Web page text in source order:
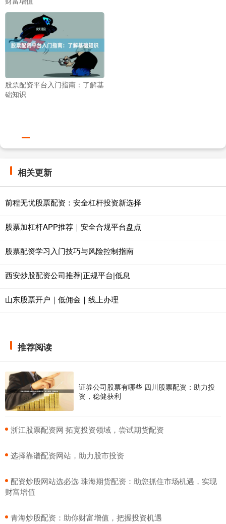
股票配资平台入门指南：了解基
础知识
相关更新
前程无忧股票配资：安全杠杆投资新选择
股票加杠杆APP推荐｜安全合规平台盘点
股票配资学习入门技巧与风险控制指南
西安炒股配资公司推荐|正规平台|低息
山东股票开户｜低佣金｜线上办理
推荐阅读
证券公司股票有哪些 四川股票配资：助力投
资，稳健获利
​浙江股票配资网 拓宽投资领域，尝试期货配资
​选择靠谱配资网站，助力股市投资
​配资炒股网站选必选 珠海期货配资：助您抓住市场机遇，实现
财富增值
​青海炒股配资：助你财富增值，把握投资机遇